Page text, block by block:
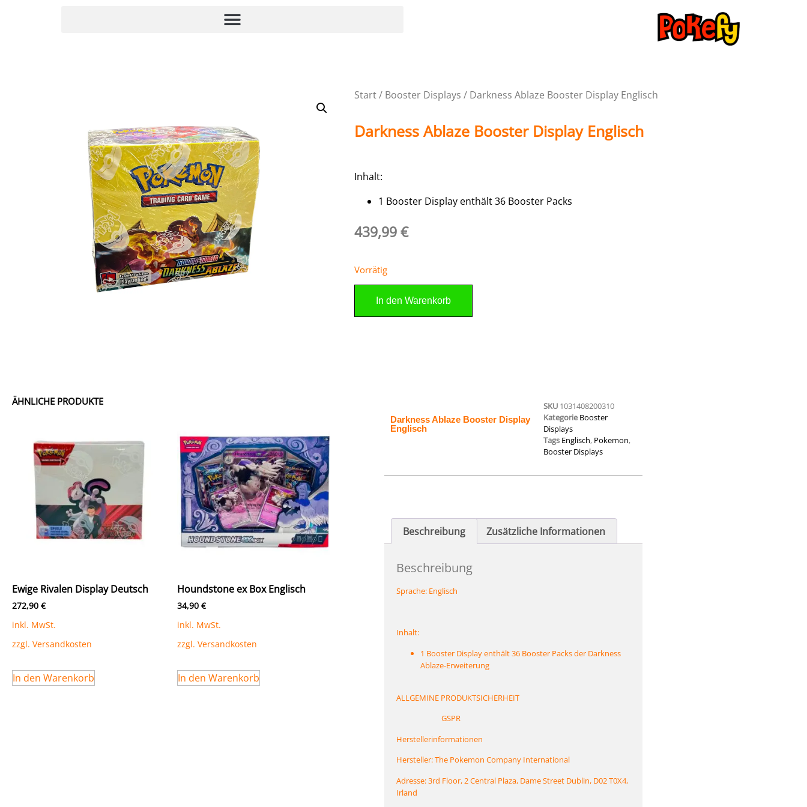
Start/ Booster Displays / Darkness Ablaze Booster Display Englisch
Darkness Ablaze Booster Display Englisch
Inhalt:
1 Booster Display enthält 36 Booster Packs
439,99€
Vorrätig
In den Warenkorb
ÄHNLICHE PRODUKTE
Ewige Rivalen Display Deutsch
272,90 €
inkl. MwSt.
zzgl. Versandkosten
In den Warenkorb
Houndstone ex Box Englisch
34,90 €
inkl. MwSt.
zzgl. Versandkosten
In den Warenkorb
Darkness Ablaze Booster Display
Englisch
SKU 1031408200310
Kategorie Booster
Displays
Tags Englisch, Pokemon,
Booster Displays
Beschreibung Zusätzliche Informationen
Beschreibung
Sprache: Englisch
Inhalt:
1 Booster Display enthält 36 Booster Packs der Darkness
Ablaze-Erweiterung
ALLGEMINE PRODUKTSICHERHEIT
GSPR
Herstellerinformationen
Hersteller: The Pokemon Company International
Adresse: 3rd Floor, 2 Central Plaza, Dame Street Dublin, D02 T0X4,
Irland